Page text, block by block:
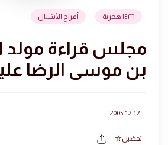
١٤٢٦ هجرية أفراح الأشبال
مجلس قراءة مولد
بن موسى الرضا
2005-12-12
تفضيل